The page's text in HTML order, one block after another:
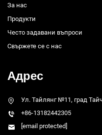
За нас
Продукти
Често задавани въпроси
Свържете се с нас
Адрес
Ул. Тайлянг №11, град
+86-13182442305
[email protected]